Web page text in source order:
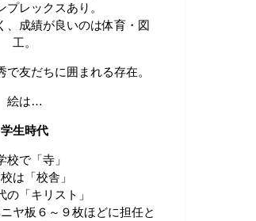
プレックスあり。
、成績が良いのは体育・図
工。
友だちに囲まれる存在。
絵は…
学生時代
校で「寺」
は「校舎」
の「キリスト」
ヤ板６～９枚ほどに担任と